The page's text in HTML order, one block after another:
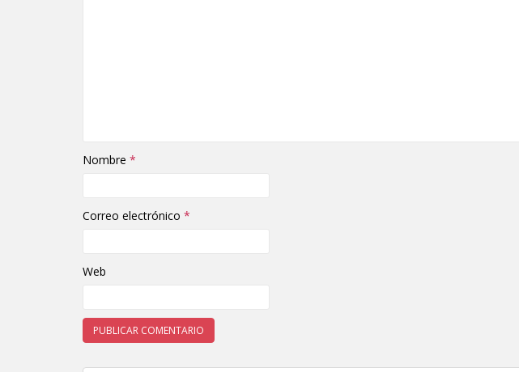
Nombre *
Correo electrónico *
Web